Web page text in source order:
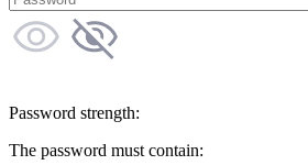
Password strength:
The password must contain: